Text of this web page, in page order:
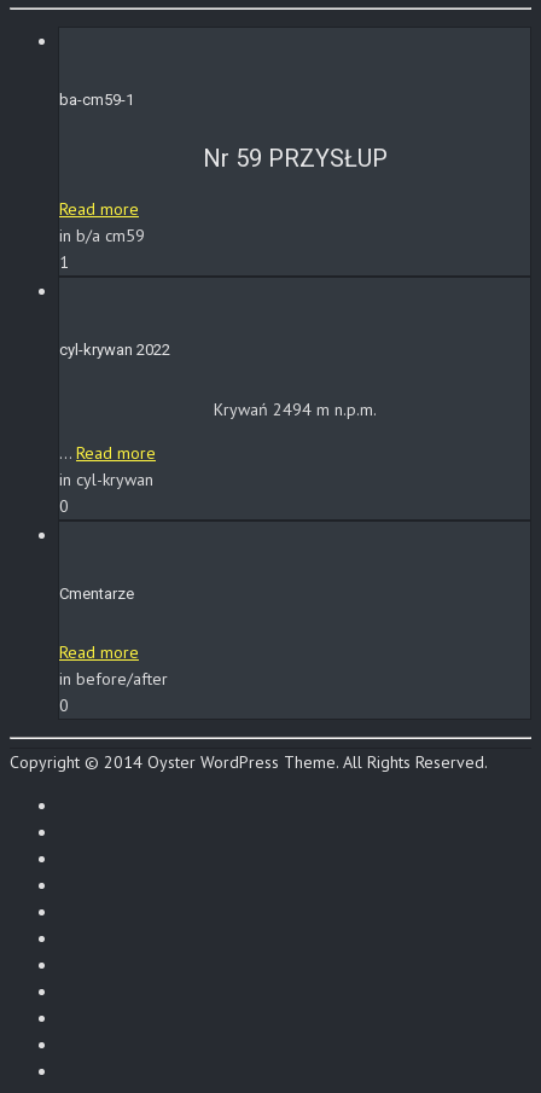
ba-cm59-1
Nr 59 PRZYSŁUP
Read more
in b/a cm59
1
cyl-krywan 2022
Krywań 2494 m n.p.m.
... Read more
in cyl-krywan
0
Cmentarze
Read more
in before/after
0
Copyright © 2014 Oyster WordPress Theme. All Rights Reserved.